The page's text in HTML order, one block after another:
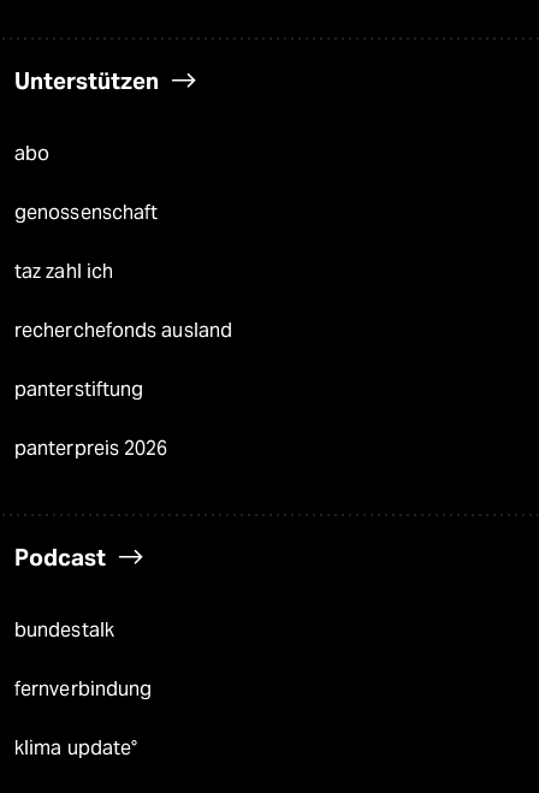
Unterstützen
abo
genossenschaft
taz zahl ich
recherchefonds ausland
panterstiftung
panterpreis 2026
Podcast
bundestalk
fernverbindung
klima update°